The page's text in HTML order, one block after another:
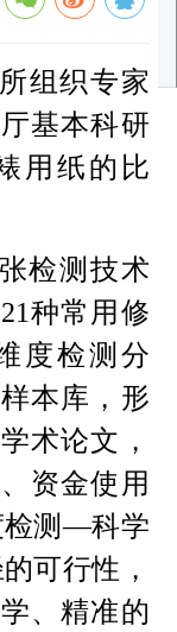
组织专家
基本科研
用纸的比
检测技术
种常用修
度检测分
本库，形
术论文，
资金使用
检测—科学
可行性，
、精准的